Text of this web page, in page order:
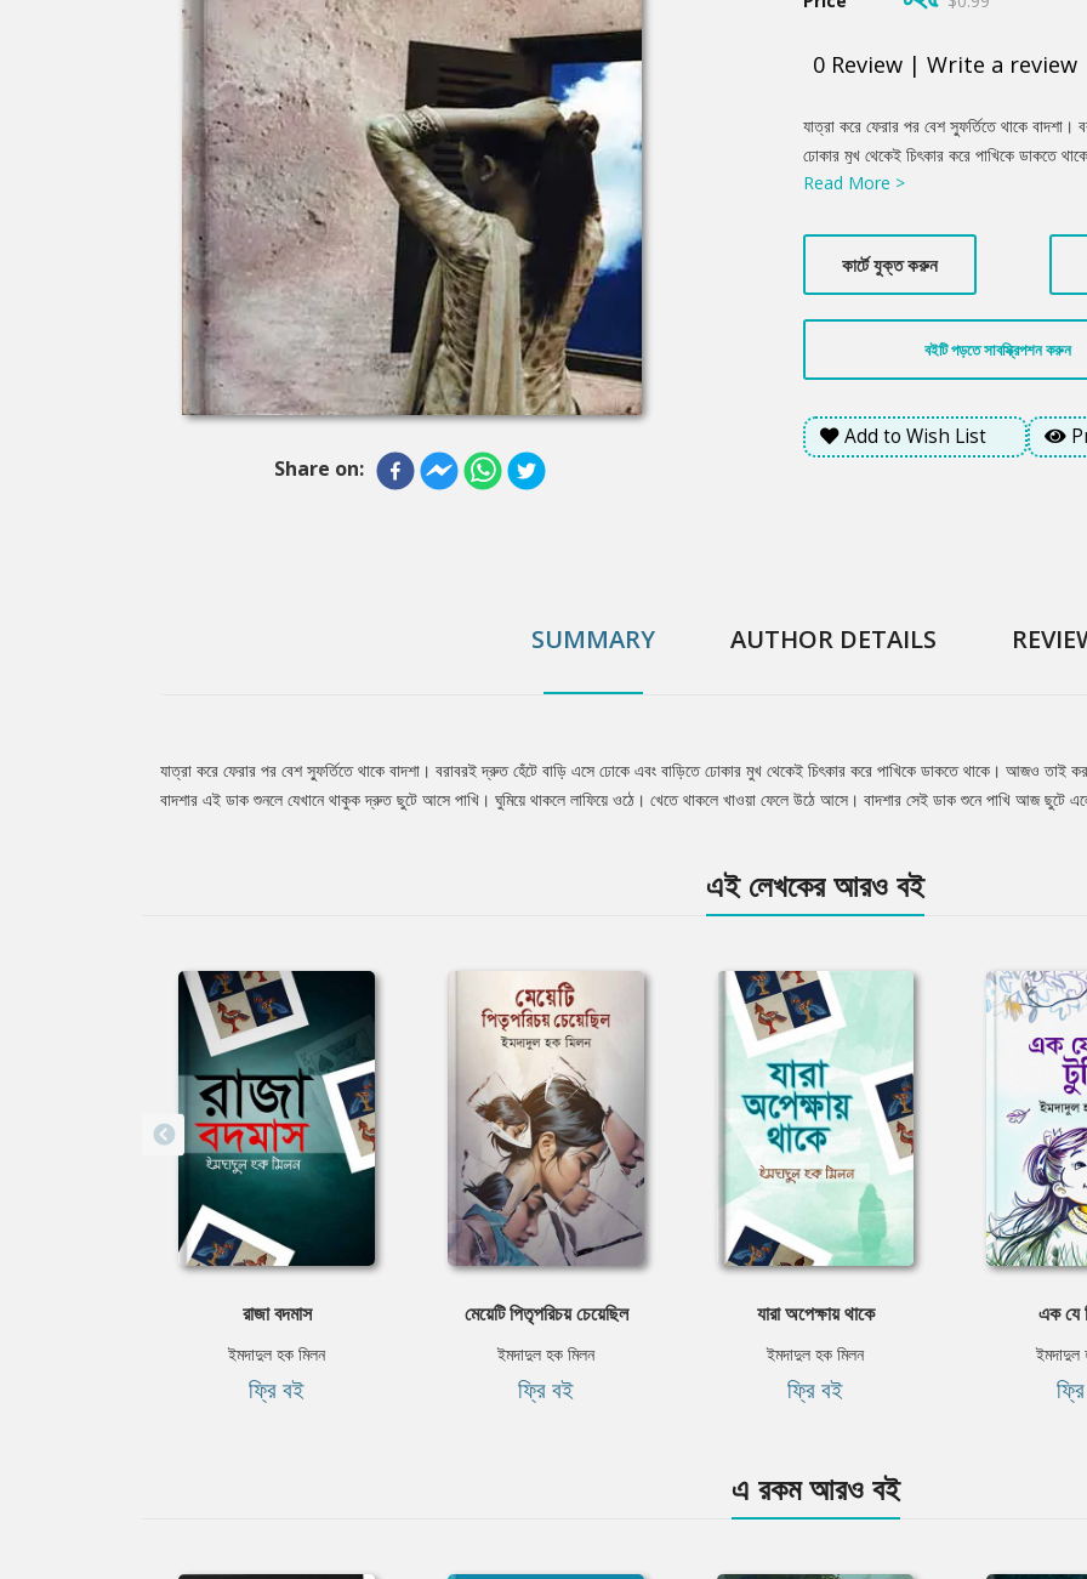
Share on:
0 Review | Write a review
Product
Summery
যাত্রা করে ফেরার পর বেশ স্ফুর্তিতে থাকে বাদশা।
ঢোকার মুখ থেকেই চিৎকার করে পাখিকে ডাকতে
ডাকতে লাগলো, ‘পাখি ওই পাখি।’ বাদশার এই
না।
Read More >
কার্টে যুক্ত করুন
বইটি পড়তে সাবস্ক্রিপশন করুন
Add to Wish List
SUMMARY AUTHOR DETAILS
Tab
যাত্রা করে ফেরার পর বেশ স্ফুর্তিতে থাকে বাদশা। বরাবরই দ্রুত হেঁটে বাড়ি এসে ঢোকে এবং বাড়িতে ঢোকার মুখ থেকেই চিৎকার করে পাখিকে ডাকতে থাকে। আজও তাই
বাদশার এই ডাক শুনলে যেখানে থাকুক দ্রুত ছুটে আসে পাখি। ঘুমিয়ে থাকলে লাফিয়ে ওঠে। খেতে থাকলে খাওয়া ফেলে উঠে আসে। বাদশার সেই ডাক শুনে পাখি আজ ছুটে
এই লেখকের আরও বই
রাজা বদমাস
ইমদাদুল হক মিলন
ফ্রি বই
মেয়েটি পিতৃপরিচয় চেয়েছিল
ইমদাদুল হক মিলন
ফ্রি বই
যারা অপেক্ষায় থাকে
ইমদাদুল হক মিলন
ফ্রি বই
এক যে
ইমদাদুল
এ রকম আরও বই